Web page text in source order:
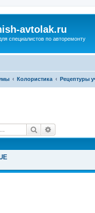
avtolak.ru
специалистов по авторемонту
Колористика Рецептуры
Поиск